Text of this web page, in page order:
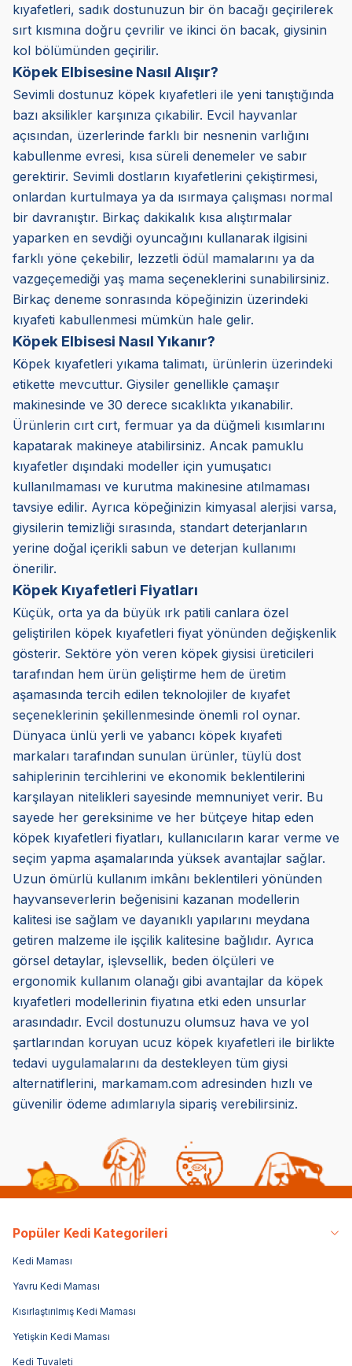
kıyafetleri, sadık dostunuzun bir ön bacağı geçirilerek
sırt kısmına doğru çevrilir ve ikinci ön bacak, giysinin
kol bölümünden geçirilir.
Köpek Elbisesine Nasıl Alışır?
Sevimli dostunuz köpek kıyafetleri ile yeni tanıştığında
bazı aksilikler karşınıza çıkabilir. Evcil hayvanlar
açısından, üzerlerinde farklı bir nesnenin varlığını
kabullenme evresi, kısa süreli denemeler ve sabır
gerektirir. Sevimli dostların kıyafetlerini çekiştirmesi,
onlardan kurtulmaya ya da ısırmaya çalışması normal
bir davranıştır. Birkaç dakikalık kısa alıştırmalar
yaparken en sevdiği oyuncağını kullanarak ilgisini
farklı yöne çekebilir, lezzetli ödül mamalarını ya da
vazgeçemediği yaş mama seçeneklerini sunabilirsiniz.
Birkaç deneme sonrasında köpeğinizin üzerindeki
kıyafeti kabullenmesi mümkün hale gelir.
Köpek Elbisesi Nasıl Yıkanır?
Köpek kıyafetleri yıkama talimatı, ürünlerin üzerindeki
etikette mevcuttur. Giysiler genellikle çamaşır
makinesinde ve 30 derece sıcaklıkta yıkanabilir.
Ürünlerin cırt cırt, fermuar ya da düğmeli kısımlarını
kapatarak makineye atabilirsiniz. Ancak pamuklu
kıyafetler dışındaki modeller için yumuşatıcı
kullanılmaması ve kurutma makinesine atılmaması
tavsiye edilir. Ayrıca köpeğinizin kimyasal alerjisi varsa,
giysilerin temizliği sırasında, standart deterjanların
yerine doğal içerikli sabun ve deterjan kullanımı
önerilir.
Köpek Kıyafetleri Fiyatları
Küçük, orta ya da büyük ırk patili canlara özel
geliştirilen köpek kıyafetleri fiyat yönünden değişkenlik
gösterir. Sektöre yön veren köpek giysisi üreticileri
tarafından hem ürün geliştirme hem de üretim
aşamasında tercih edilen teknolojiler de kıyafet
seçeneklerinin şekillenmesinde önemli rol oynar.
Dünyaca ünlü yerli ve yabancı köpek kıyafeti
markaları tarafından sunulan ürünler, tüylü dost
sahiplerinin tercihlerini ve ekonomik beklentilerini
karşılayan nitelikleri sayesinde memnuniyet verir. Bu
sayede her gereksinime ve her bütçeye hitap eden
köpek kıyafetleri fiyatları, kullanıcıların karar verme ve
seçim yapma aşamalarında yüksek avantajlar sağlar.
Uzun ömürlü kullanım imkânı beklentileri yönünden
hayvanseverlerin beğenisini kazanan modellerin
kalitesi ise sağlam ve dayanıklı yapılarını meydana
getiren malzeme ile işçilik kalitesine bağlıdır. Ayrıca
görsel detaylar, işlevsellik, beden ölçüleri ve
ergonomik kullanım olanağı gibi avantajlar da köpek
kıyafetleri modellerinin fiyatına etki eden unsurlar
arasındadır. Evcil dostunuzu olumsuz hava ve yol
şartlarından koruyan ucuz köpek kıyafetleri ile birlikte
tedavi uygulamalarını da destekleyen tüm giysi
alternatiflerini, markamam.com adresinden hızlı ve
güvenilir ödeme adımlarıyla sipariş verebilirsiniz.
Popüler Kedi Kategorileri
Kedi Maması
Yavru Kedi Maması
Kısırlaştırılmış Kedi Maması
Yetişkin Kedi Maması
Kedi Tuvaleti